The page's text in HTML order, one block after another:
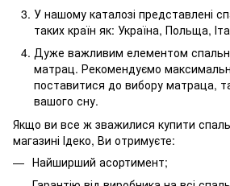
У нашому каталозі представлені
таких країн як: Україна, Польща,
Дуже важливим елементом
матрац. Рекомендуємо
поставитися до вибору матраца,
вашого сну.
Якщо ви все ж зважилися купити
магазині Ідеко, Ви отримуєте:
Найширший асортимент;